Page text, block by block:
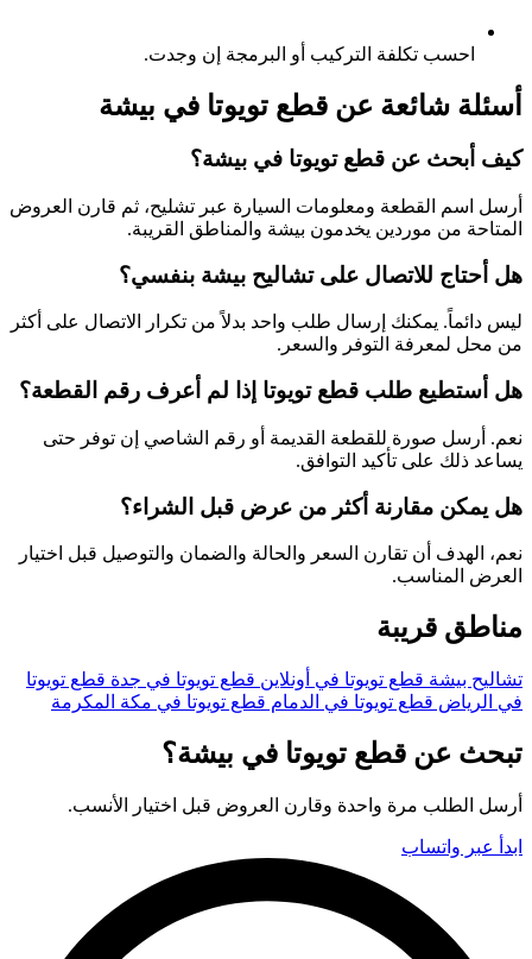
احسب تكلفة التركيب أو البرمجة إن وجدت.
أسئلة شائعة عن قطع تويوتا في بيشة
كيف أبحث عن قطع تويوتا في بيشة؟
أرسل اسم القطعة ومعلومات السيارة عبر تشليح، ثم قارن العروض
المتاحة من موردين يخدمون بيشة والمناطق القريبة.
هل أحتاج للاتصال على تشاليح بيشة بنفسي؟
ليس دائماً. يمكنك إرسال طلب واحد بدلاً من تكرار الاتصال على أكثر
من محل لمعرفة التوفر والسعر.
هل أستطيع طلب قطع تويوتا إذا لم أعرف رقم القطعة؟
نعم. أرسل صورة للقطعة القديمة أو رقم الشاصي إن توفر حتى
يساعد ذلك على تأكيد التوافق.
هل يمكن مقارنة أكثر من عرض قبل الشراء؟
نعم، الهدف أن تقارن السعر والحالة والضمان والتوصيل قبل اختيار
العرض المناسب.
مناطق قريبة
تشاليح بيشة قطع تويوتا في أونلاين قطع تويوتا في جدة قطع تويوتا
في الرياض قطع تويوتا في الدمام قطع تويوتا في مكة المكرمة
تبحث عن قطع تويوتا في بيشة؟
أرسل الطلب مرة واحدة وقارن العروض قبل اختيار الأنسب.
ابدأ عبر واتساب